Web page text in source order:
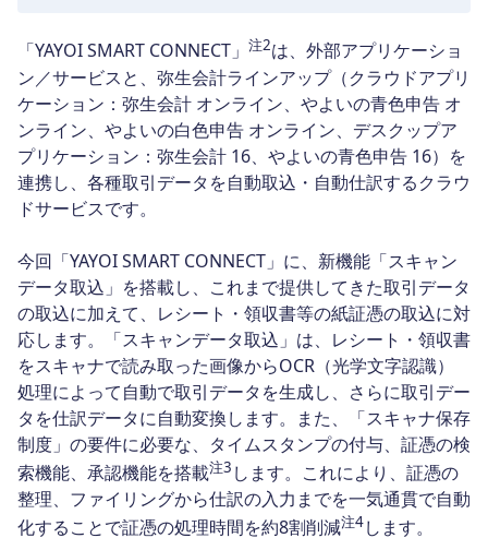
「YAYOI SMART CONNECT」 注2は、外部アプリケーショ
ン／サービスと、弥生会計ラインアップ（クラウドアプリ
ケーション：弥生会計 オンライン、やよいの青色申告 オ
ンライン、やよいの白色申告 オンライン、デスクップア
プリケーション：弥生会計 16、やよいの青色申告 16）を
連携し、各種取引データを自動取込・自動仕訳するクラウ
ドサービスです。
今回「YAYOI SMART CONNECT」に、新機能「スキャン
データ取込」を搭載し、これまで提供してきた取引データ
の取込に加えて、レシート・領収書等の紙証憑の取込に対
応します。「スキャンデータ取込」は、レシート・領収書
をスキャナで読み取った画像からOCR（光学文字認識）
処理によって自動で取引データを生成し、さらに取引デー
タを仕訳データに自動変換します。また、「スキャナ保存
制度」の要件に必要な、タイムスタンプの付与、証憑の検
索機能、承認機能を搭載注3 します。これにより、証憑の
整理、ファイリングから仕訳の入力までを一気通貫で自動
化することで証憑の処理時間を約8割削減注4します。